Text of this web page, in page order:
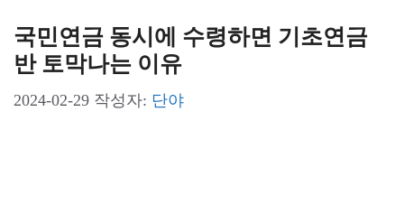
국민연금 동시에 수령하면 기초연금
반 토막나는 이유
2024-02-29 작성자: 단야